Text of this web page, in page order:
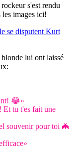
s'est rendu
les images ici!
se disputent Kurt
lui ont laissé
😂»
Et tu t'es fait une
souvenir pour toi 🦇